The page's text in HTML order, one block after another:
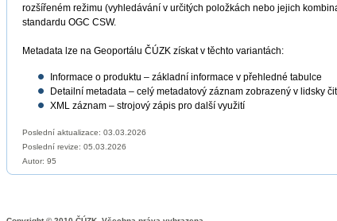
rozšířeném režimu (vyhledávání v určitých položkách nebo jejich
standardu OGC CSW.
Metadata lze na Geoportálu ČÚZK získat v těchto variantách:
Informace o produktu – základní informace v přehledné tabulce
Detailní metadata – celý metadatový záznam zobrazený v lidsky
XML záznam – strojový zápis pro další využití
Poslední aktualizace: 03.03.2026
Poslední revize: 05.03.2026
Autor: 95